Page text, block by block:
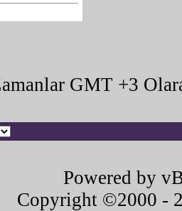
GMT +3
Powered by
Copyright ©2000 -